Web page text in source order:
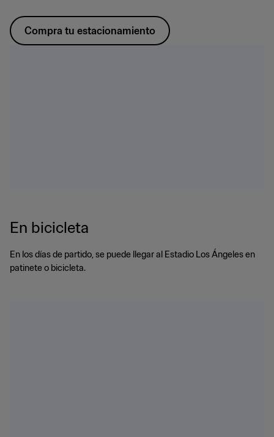
Compra tu estacionamiento
En bicicleta
En los días de partido, se puede llegar al Estadio Los Ángeles en
patinete o bicicleta.